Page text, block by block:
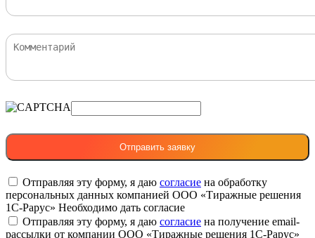
Отправляя эту форму, я даю согласие на обработку
персональных данных компанией ООО «Тиражные решения
1С-Рарус» Необходимо дать согласие
Отправляя эту форму, я даю согласие на получение email-
рассылки от компании ООО «Тиражные решения 1С-Рарус»